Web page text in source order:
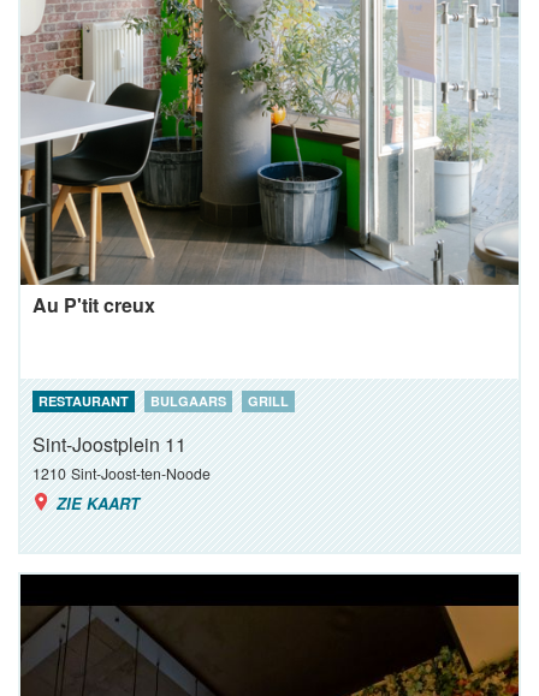
Au P'tit creux
RESTAURANT BULGAARS GRILL
Sint-Joostplein 11
1210 Sint-Joost-ten-Noode
ZIE KAART